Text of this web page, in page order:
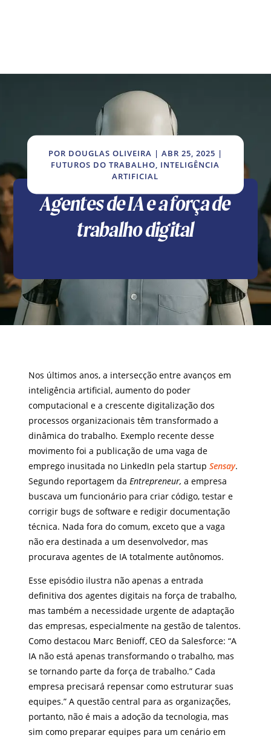
POR DOUGLAS OLIVEIRA | ABR 25, 2025 |
FUTUROS DO TRABALHO INTELIGÊNCIA
ARTIFICIAL
Agentes de IA e a força de
trabalho digital
Nos últimos anos, a intersecção entre avanços em
inteligência artificial, aumento do poder
computacional e a crescente digitalização dos
processos organizacionais têm transformado a
dinâmica do trabalho. Exemplo recente desse
movimento foi a publicação de uma vaga de
emprego inusitada no LinkedIn pela startupSensay.
Segundo reportagem daEntrepreneur, a empresa
buscava um funcionário para criar código, testar e
corrigir bugs de software e redigir documentação
técnica. Nada fora do comum, exceto que a vaga
não era destinada a um desenvolvedor, mas
procurava agentes de IA totalmente autônomos.
Esse episódio ilustra não apenas a entrada
definitiva dos agentes digitais na força de trabalho,
mas também a necessidade urgente de adaptação
das empresas, especialmente na gestão de talentos.
Como destacou Marc Benioff, CEO da Salesforce: “A
IA não está apenas transformando o trabalho, mas
se tornando parte da força de trabalho.” Cada
empresa precisará repensar como estruturar suas
equipes.” A questão central para as organizações,
portanto, não é mais a adoção da tecnologia, mas
sim como preparar equipes para um cenário em